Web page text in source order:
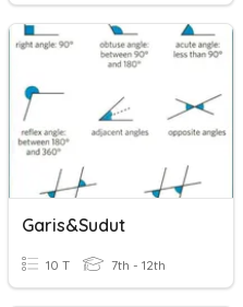
Garis&Sudut
10 T 7th - 12th